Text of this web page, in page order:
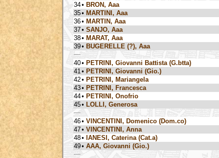
34• BRON, Aaa
35• MARTINI, Aaa
36• MARTIN, Aaa
37• SANJO, Aaa
38• MARAT, Aaa
39• BUGERELLE (?), Aaa
40• PETRINI, Giovanni Battista (G.btta)
41 • PETRINI, Giovanni (Gio.)
42• PETRINI, Mariangela
43• PETRINI, Francesca
44• PETRINI, Onofrio
45• LOLLI, Generosa
46• VINCENTINI, Domenico (Dom.co)
47• VINCENTINI, Anna
48• IANESI, Caterina (Cat.a)
49• AAA, Giovanni (Gio.)